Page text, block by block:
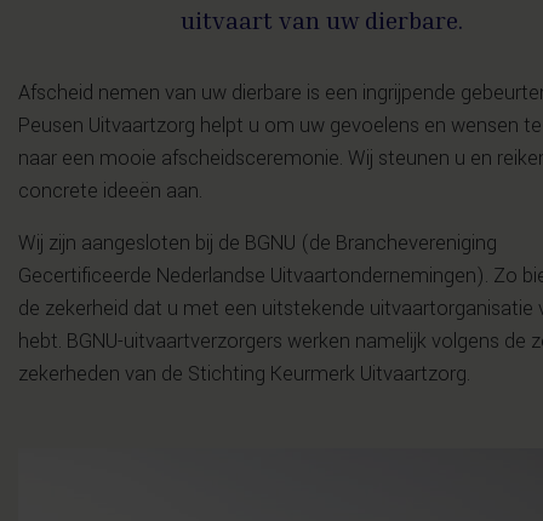
uitvaart van uw dierbare.
Afscheid nemen van uw dierbare is een ingrijpende
Peusen Uitvaartzorg helpt u om uw gevoelens en wensen
naar een mooie afscheidsceremonie. Wij steunen u en
concrete ideeën aan.
Wij zijn aangesloten bij de BGNU (de Branchevereniging
Gecertificeerde Nederlandse Uitvaartondernemingen). Zo
de zekerheid dat u met een uitstekende uitvaartorganisatie
hebt. BGNU-uitvaartverzorgers werken namelijk volgens de
zekerheden van de Stichting Keurmerk Uitvaartzorg.